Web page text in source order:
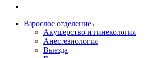
Взрослое отделение
Акушерство и гинекология
Анестезиология
Выезда